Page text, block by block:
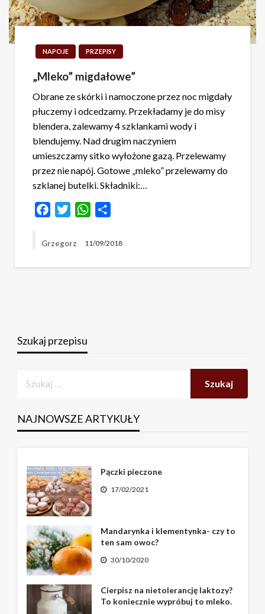
NAPOJE PRZEPISY
„Mleko” migdałowe”
Obrane ze skórki i namoczone przez noc migdały
płuczemy i odcedzamy. Przekładamy je do misy
blendera, zalewamy 4 szklankami wody i
blendujemy. Nad drugim naczyniem
umieszczamy sitko wyłożone gazą. Przelewamy
przez nie napój. Gotowe „mleko” przelewamy do
szklanej butelki. Składniki:…
FacebookTwitterWhatsApp
Grzegorz 11/09/2018
Szukaj przepisu
NAJNOWSZE ARTYKUŁY
Pączki pieczone
17/02/2021
Mandarynka i klementynka- czy to
ten sam owoc?
30/10/2020
Cierpisz na nietolerancję laktozy?
To koniecznie wypróbuj to mleko.